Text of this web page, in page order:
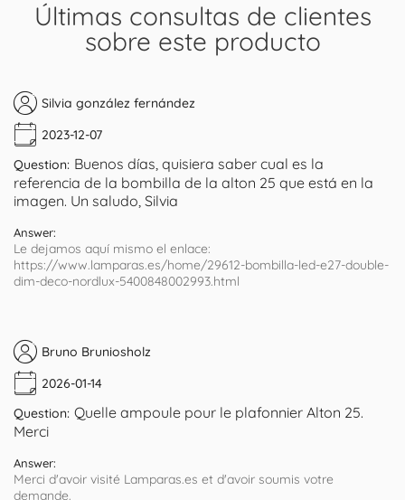
Últimas consultas de clientes
sobre este producto
Silvia gonzález fernández
2023-12-07
Question: Buenos días, quisiera saber cual es la
referencia de la bombilla de la alton 25 que está en la
imagen. Un saludo, Silvia
Answer:
Le dejamos aquí mismo el enlace:
https://www.lamparas.es/home/29612-bombilla-led-e27-double-
dim-deco-nordlux-5400848002993.html
Bruno Bruniosholz
2026-01-14
Question: Quelle ampoule pour le plafonnier Alton 25.
Merci
Answer:
Merci d'avoir visité Lamparas.es et d'avoir soumis votre
demande.